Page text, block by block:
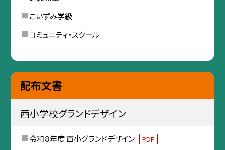
こいずみ学級
コミュニティ・スクール
配布文書
西小学校グランドデザイン
令和８年度 西小グランドデザイン PDF